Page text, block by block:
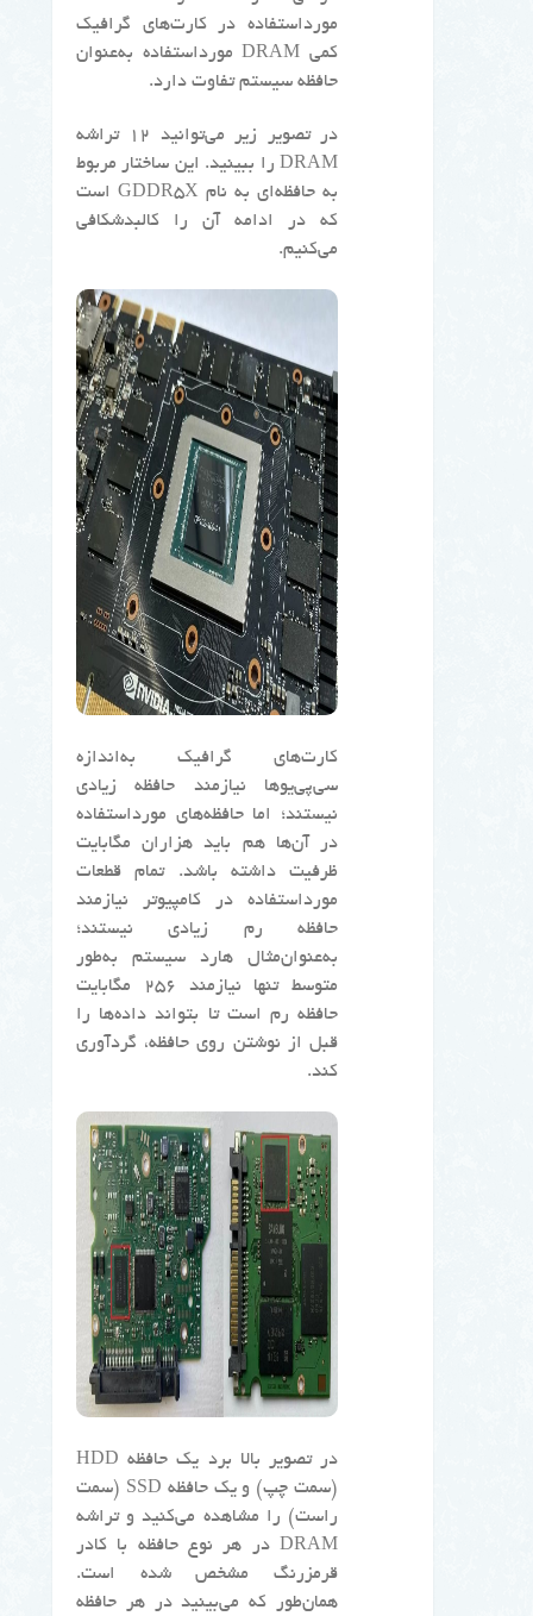
مورداستفاده در کارت‌های گرافیک
کمی DRAM مورداستفاده به‌عنوان
حافظه سیستم تفاوت دارد.
در تصویر زیر می‌توانید ۱۲ تراشه
DRAM را ببینید. این ساختار مربوط
به حافظه‌ای به نام GDDR5X است
که در ادامه آن را کالبدشکافی
می‌کنیم.
کارت‌های گرافیک به‌اندازه
سی‌پی‌یوها نیازمند حافظه زیادی
نیستند؛ اما حافظه‌های مورداستفاده
در آن‌ها هم باید هزاران مگابایت
ظرفیت داشته باشد. تمام قطعات
مورداستفاده در کامپیوتر نیازمند
حافظه رم زیادی نیستند؛
به‌عنوان‌مثال هارد سیستم به‌طور
متوسط تنها نیازمند ۲۵۶ مگابایت
حافظه رم است تا بتواند داده‌ها را
قبل از نوشتن روی حافظه، گردآوری
کند.
در تصویر بالا برد یک حافظه HDD
(سمت چپ) و یک حافظه SSD (سمت
راست) را مشاهده می‌کنید و تراشه
DRAM در هر نوع حافظه با کادر
قرمزرنگ مشخص شده است.
همان‌طور که می‌بینید در هر حافظه